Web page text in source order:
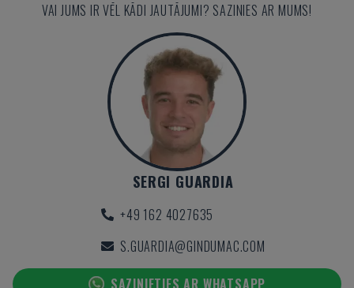
VAI JUMS IR VĒL KĀDI JAUTĀJUMI? SAZINIES AR MUMS!
SERGI GUARDIA
+49 162 4027635
S.GUARDIA@GINDUMAC.COM
SAZINIETIES AR WHATSAPP